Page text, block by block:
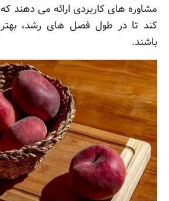
مشاوره های کاربردی ارائه می دهند
کند تا در طول فصل های رشد،
باشند.